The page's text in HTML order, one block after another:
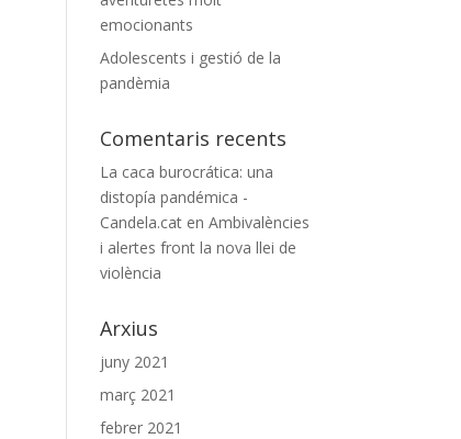
emocionants
Adolescents i gestió de la
pandèmia
Comentaris recents
La caca burocrática: una
distopía pandémica -
Candela.cat enAmbivalències
i alertes front la nova llei de
violència
Arxius
juny 2021
març 2021
febrer 2021